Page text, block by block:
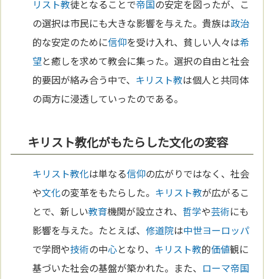
リスト教徒となることで帝国の安定を図ったが、こ
の選択は市民にも大きな影響を与えた。貴族は政治
的な安定のために信仰を受け入れ、貧しい人々は希
望と癒しを求めて教会に集った。選択の自由と社会
的要因が絡み合う中で、 キリスト教は個人と共同体
の両方に浸透していったのである。
キリスト教化がもたらした文化の変容
キリスト教化は単なる信仰の広がりではなく、社会
や文化の変革をもたらした。 キリスト教が広がるこ
とで、新しい教育機関が設立され、 哲学や芸術にも
影響を与えた。たとえば、修道院は中世ヨーロッパ
で学問や技術の中心となり、 キリスト教的価値観に
基づいた社会の基盤が築かれた。また、 ローマ帝国